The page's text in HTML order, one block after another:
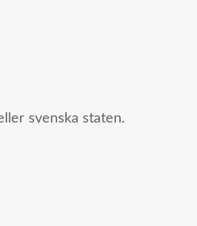
svenska staten.